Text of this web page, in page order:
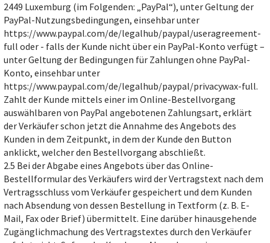
2449 Luxemburg (im Folgenden: „PayPal“), unter Geltung der
PayPal-Nutzungsbedingungen, einsehbar unter
https://www.paypal.com/de/legalhub/paypal/useragreement-
full oder - falls der Kunde nicht über ein PayPal-Konto verfügt –
unter Geltung der Bedingungen für Zahlungen ohne PayPal-
Konto, einsehbar unter
https://www.paypal.com/de/legalhub/paypal/privacywax-full.
Zahlt der Kunde mittels einer im Online-Bestellvorgang
auswählbaren von PayPal angebotenen Zahlungsart, erklärt
der Verkäufer schon jetzt die Annahme des Angebots des
Kunden in dem Zeitpunkt, in dem der Kunde den Button
anklickt, welcher den Bestellvorgang abschließt.
2.5 Bei der Abgabe eines Angebots über das Online-
Bestellformular des Verkäufers wird der Vertragstext nach dem
Vertragsschluss vom Verkäufer gespeichert und dem Kunden
nach Absendung von dessen Bestellung in Textform (z. B. E-
Mail, Fax oder Brief) übermittelt. Eine darüber hinausgehende
Zugänglichmachung des Vertragstextes durch den Verkäufer